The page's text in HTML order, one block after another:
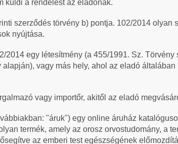
küldi a rendelést az eladónak.
szerződés törvény b) pontja. 102/2014 olyan
nyújtása.
2014 egy létesítmény (a 455/1991. Sz. Törvény
vagy más hely, ahol az eladó
vagy importőr, akitől az eladó
"áruk") egy online áruház
termék, amely az orosz orvostudomány, a
az emberi test egészségének